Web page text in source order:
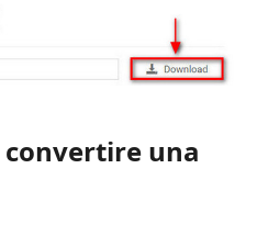
convertire una